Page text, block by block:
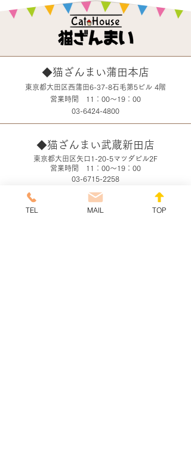
◆猫ざんまい蒲田本店
東京都大田区西蒲田6-37-8石毛第5ビル 4階
​営業時間 11：00～19：00
03-6424-4800
◆猫ざんまい武蔵新田店
東京都大田区矢口1-20-5マツダビル2F
​営業時間 11：00～19：00
03-6715-2258
TEL MAIL TOP